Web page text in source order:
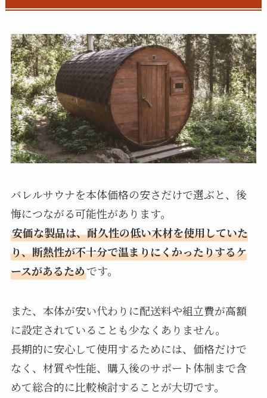
バレルサウナを本体価格の安さだけで選ぶと、後
悔につながる可能性があります。
安価な製品は、耐久性の低い木材を使用していた
り、断熱性が不十分で温まりにくかったりするケ
ースがあるためです。
また、本体が安い代わりに配送料や組立費が高額
に設定されていることも少なくありません。
長期的に安心して使用するためには、価格だけで
なく、材質や性能、購入後のサポート体制まで含
めて総合的に比較検討することが大切です。